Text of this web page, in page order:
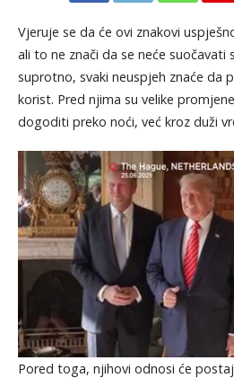
Vjeruje se da će ovi znakovi
ali to ne znači da se neće suočavati
suprotno, svaki neuspjeh znaće da
korist. Pred njima su velike
dogoditi preko noći, već kroz duži
Pored toga, njihovi odnosi će